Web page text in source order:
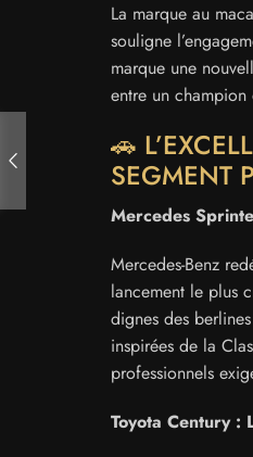
La marque au
souligne
marque une
entre un
🚗
SEGMENT
Mercedes
Mercedes-Benz
lancement le plus
dignes des
inspirées de la
professionnels
Toyota Century :